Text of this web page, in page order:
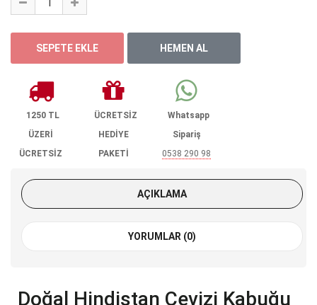
1250 TL
ÜZERİ
ÜCRETSİZ
ÜCRETSİZ
HEDİYE
PAKETİ
Whatsapp
Sipariş
0538 290 98
AÇIKLAMA
YORUMLAR (0)
Doğal Hindistan Cevizi Kabuğu